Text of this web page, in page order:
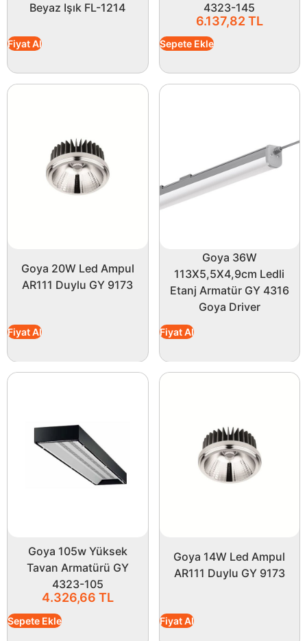
Beyaz Işık FL-1214
Fiyat Al
4323-145
6.137,82TL
Sepete Ekle
Goya 20W Led Ampul
AR111 Duylu GY 9173
Fiyat Al
Goya 36W
113X5,5X4,9cm Ledli
Etanj Armatür GY 4316
Goya Driver
Fiyat Al
Goya 105w Yüksek
Tavan Armatürü GY
4323-105
4.326,66 TL
Sepete Ekle
Goya 14W Led Ampul
AR111 Duylu GY 9173
Fiyat Al